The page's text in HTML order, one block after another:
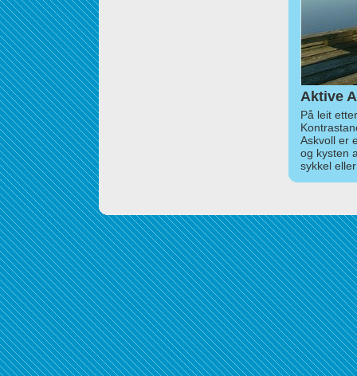
Aktive
På leit
Askvoll er
og kysten
sykkel